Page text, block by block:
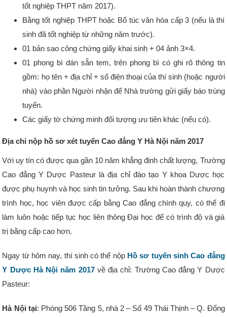
tốt nghiệp THPT năm 2017).
Bằng tốt nghiệp THPT hoặc Bổ túc văn hóa cấp 3 (nếu là thí
sinh đã tốt nghiệp từ những năm trước).
01 bản sao công chứng giấy khai sinh + 04 ảnh 3×4.
01 phong bì dán sẵn tem, trên phong bì có ghi rõ thông tin
gồm: họ tên + địa chỉ + số điện thoại của thí sinh (hoặc người
nhà) vào phần Người nhận để Nhà trường gửi giấy báo trúng
tuyển.
Các giấy tờ chứng minh đối tượng ưu tiên khác (nếu có).
Địa chỉ nộp hồ sơ xét tuyển Cao đẳng Y Hà Nội năm 2017
Với uy tín có được qua gần 10 năm khẳng định chất lượng, Trường
Cao đẳng Y Dược Pasteur là địa chỉ đào tạo Y khoa Dược học
được phụ huynh và học sinh tin tưởng. Sau khi hoàn thành chương
trình học, học viên được cấp bằng Cao đẳng chính quy, có thể đi
làm luôn hoặc tiếp tục học liên thông Đại học để có trình độ và giá
trị bằng cấp cao hơn.
Ngay từ hôm nay, thí sinh có thể nộp Hồ sơ tuyển sinh Cao đẳng
Y Dược Hà Nội năm 2017về địa chỉ: Trường Cao đẳng Y Dược
Pasteur:
Hà Nội tại: Phòng 506 Tầng 5, nhà 2 – Số 49 Thái Thịnh – Q. Đống